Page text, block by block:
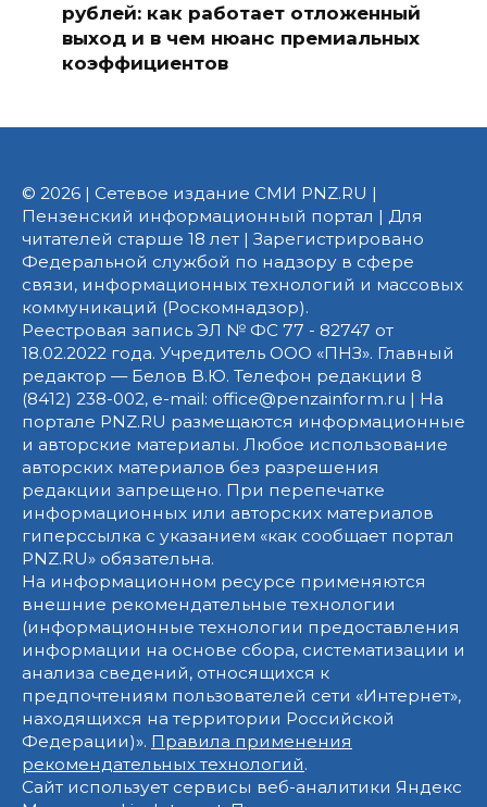
рублей: как работает отложенный
выход и в чем нюанс премиальных
коэффициентов
© 2026 | Сетевое издание СМИ PNZ.RU |
Пензенский информационный портал | Для
читателей старше 18 лет | Зарегистрировано
Федеральной службой по надзору в сфере
связи, информационных технологий и массовых
коммуникаций (Роскомнадзор).
Реестровая запись ЭЛ № ФС 77 - 82747 от
18.02.2022 года. Учредитель ООО «ПНЗ». Главный
редактор — Белов В.Ю. Телефон редакции 8
(8412) 238-002, e-mail: office@penzainform.ru | На
портале PNZ.RU размещаются информационные
и авторские материалы. Любое использование
авторских материалов без разрешения
редакции запрещено. При перепечатке
информационных или авторских материалов
гиперссылка с указанием «как сообщает портал
PNZ.RU» обязательна.
На информационном ресурсе применяются
внешние рекомендательные технологии
(информационные технологии предоставления
информации на основе сбора, систематизации и
анализа сведений, относящихся к
предпочтениям пользователей сети «Интернет»,
находящихся на территории Российской
Федерации)». Правила применения
рекомендательных технологий.
Сайт использует сервисы веб-аналитики Яндекс